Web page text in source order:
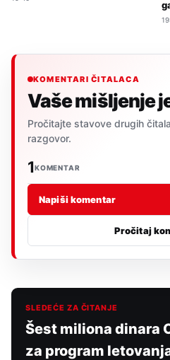
KOMENTARI ČITALACA
Vaše mišljenje
Pročitajte stavove drugih
razgovor.
1KOMENTAR
Napiši komentar
Pročitaj
SLEDEĆE ZA ČITANJE
Šest miliona dinara
za program